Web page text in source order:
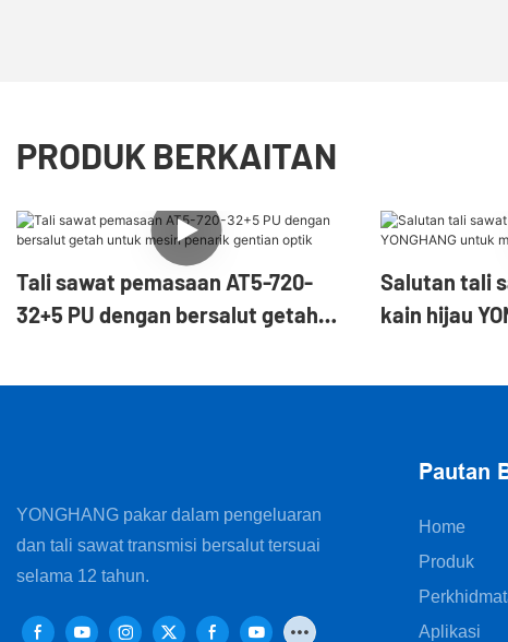
PRODUK BERKAITAN
Tali sawat pemasaan AT5-720-
32+5 PU dengan bersalut getah
Salutan tali
kain hijau
YONGHANG pakar dalam pengeluaran
dan tali sawat transmisi bersalut tersuai
selama 12 tahun.
Pautan
Home
Produk
Aplikasi